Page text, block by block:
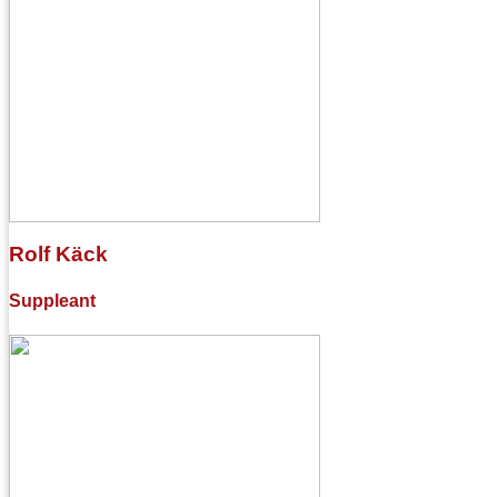
Rolf Käck
Suppleant